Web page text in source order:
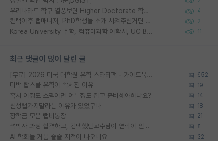
우리나라도 학구 열풍보면 Higher Doctorate 학위가 필요하다고 봅니다. 4
컨택이후 랩매니저, PhD학생들 소개 시켜주신거면 거의 컨펌에 가깝나요? 2
Korea University 수학, 컴퓨터과학 이학사, UC Berkeley 산업공학 대학원 공학박사가 되는 것은 쉽지 않겠죠? 11
최근 댓글이 많이 달린 글
[무료] 2026 미국 대학원 유학 스타터팩 - 가이드북 & 합격자 컨택메일 템플릿 652
미박 탑스쿨 유학이 빡세진 이유 19
혹시 이정도 스펙이면 어느정도 잡고 준비해야하나요? 14
신생랩가지말라는 이유가 있었구나 18
장학금 모은 랩비통장 21
석박사 과정 합격하고, 컨택했던교수님이 연락이 안됩니다... 8
AI 학회들 거품 슬슬 지적이 나오네요 32